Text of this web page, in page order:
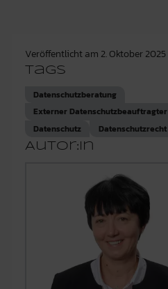
Veröffentlicht am 2. Oktober 2025
Tags
Datenschutzberatung
Externer Datenschutzbeauftragter
Datenschutz
Datenschutzrecht
Autor:in